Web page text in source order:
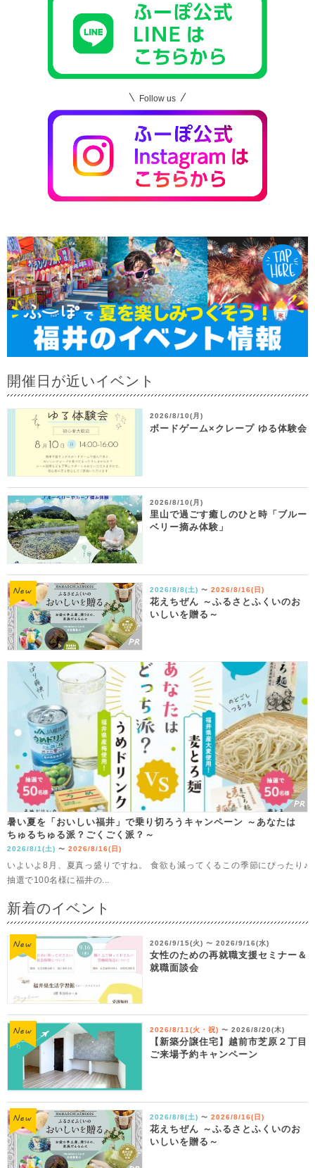
Follow us
開催日が近いイベント
2026/8/10(月)
ボードゲーム×クレープ ゆる体験会
2026/8/10(月)
里山で過ごす癒しのひと時「ブルー
ベリー摘み体験」
2026/8/8(土) 〜 2026/8/16(日)
花えちぜん ～ふるさとふくいのお
いしいを贈る～
暑い夏を「おいしい福井」で乗り切ろうキャンペーン ～あなたは
ちゅるちゅる派？ごくごく派？～
2026/8/1(土) 〜 2026/8/16(日)
いよいよ8月、夏真っ盛りですね。 食欲も減ってくるこの季節にぴったり♪
抽選で100名様に福井の...
新着のイベント
2026/9/15(火) 〜 2026/9/16(水)
女性のための再就職支援セミナー＆
就職面談会
2026/8/11(火・祝) 〜 2026/8/20(木)
【新築分譲住宅】越前市芝原２丁目
ご来場予約キャンペーン
2026/8/8(土) 〜 2026/8/16(日)
花えちぜん ～ふるさとふくいのお
いしいを贈る～